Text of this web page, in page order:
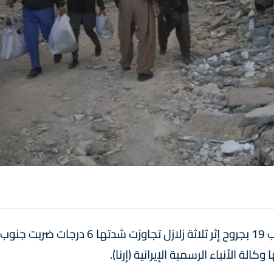
لقي خمسة أشخاص على الأقل مصرعهم وأصيب 19 بجروح إثر ثلاثة زلازل تجاوزت شدتها 6 درجات ضربت جنوب
الأنباء الرسمية الإيرانية (إرنا).